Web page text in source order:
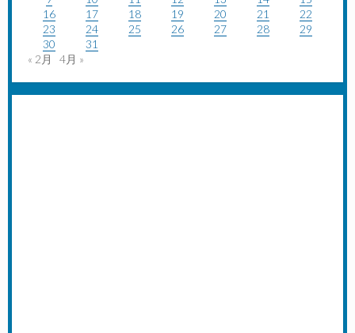
16
17 18 19 20 21
22
23
24 25 26 27 28
29
30
31
« 2月
4月 »